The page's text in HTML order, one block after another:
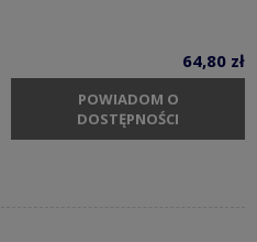
64,80 zł
POWIADOM O
DOSTĘPNOŚCI